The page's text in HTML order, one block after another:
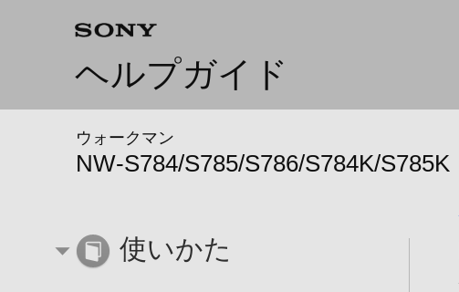
ヘルプガイド
ウォークマン
NW-S784/S785/S786/S784K/S785K
使いかた